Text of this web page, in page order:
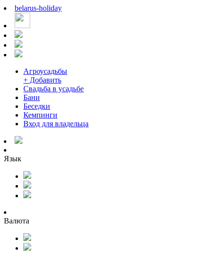
belarus-holiday
Агроусадьбы
+ Добавить
Свадьба в усадьбе
Бани
Беседки
Кемпинги
Вход для владельца
Язык
Валюта